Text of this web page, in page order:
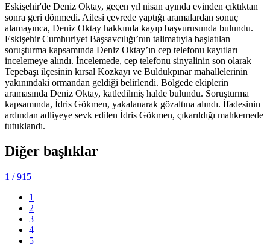
Eskişehir'de Deniz Oktay, geçen yıl nisan ayında evinden çıktıktan
sonra geri dönmedi. Ailesi çevrede yaptığı aramalardan sonuç
alamayınca, Deniz Oktay hakkında kayıp başvurusunda bulundu.
Eskişehir Cumhuriyet Başsavcılığı’nın talimatıyla başlatılan
soruşturma kapsamında Deniz Oktay’ın cep telefonu kayıtları
incelemeye alındı. İncelemede, cep telefonu sinyalinin son olarak
Tepebaşı ilçesinin kırsal Kozkayı ve Buldukpınar mahallelerinin
yakınındaki ormandan geldiği belirlendi. Bölgede ekiplerin
aramasında Deniz Oktay, katledilmiş halde bulundu. Soruşturma
kapsamında, İdris Gökmen, yakalanarak gözaltına alındı. İfadesinin
ardından adliyeye sevk edilen İdris Gökmen, çıkarıldığı mahkemede
tutuklandı.
Diğer başlıklar
1 / 915
1
2
3
4
5